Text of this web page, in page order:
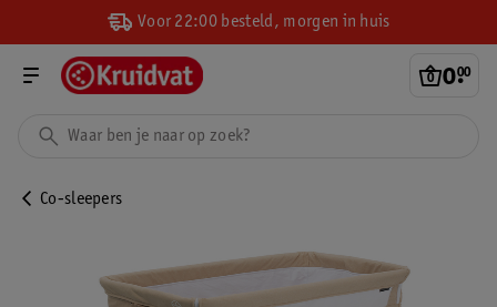
Voor 22:00 besteld, morgen in huis
0.
00
Co-sleepers